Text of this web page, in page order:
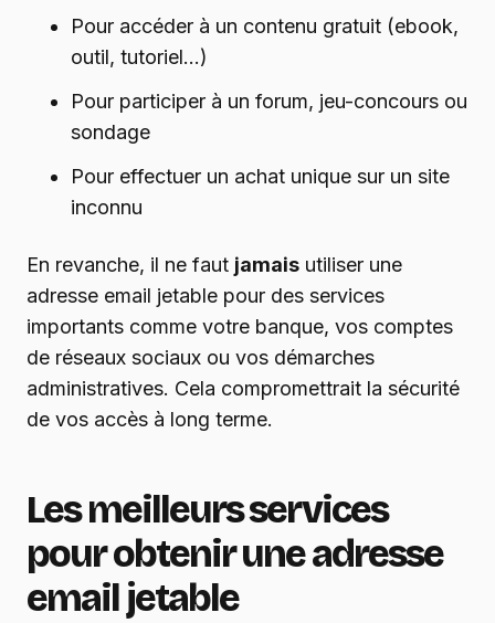
Pour accéder à un contenu gratuit (ebook,
outil, tutoriel…)
Pour participer à un forum, jeu-concours ou
sondage
Pour effectuer un achat unique sur un site
inconnu
En revanche, il ne faut jamais utiliser une
adresse email jetable pour des services
importants comme votre banque, vos comptes
de réseaux sociaux ou vos démarches
administratives. Cela compromettrait la sécurité
de vos accès à long terme.
Les meilleurs services
pour obtenir une adresse
email jetable